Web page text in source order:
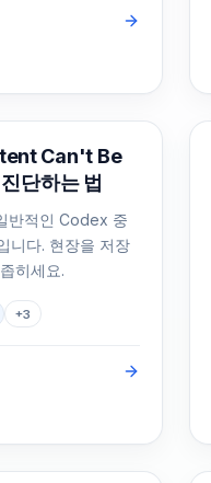
Can't Be
단하는 법
반적인 Codex 중
니다. 현장을 저장
히세요.
+3